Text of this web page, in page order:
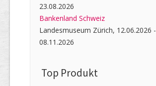
23.08.2026
Bankenland Schweiz
Landesmuseum Zürich, 12.06.2026 -
08.11.2026
Top Produkt